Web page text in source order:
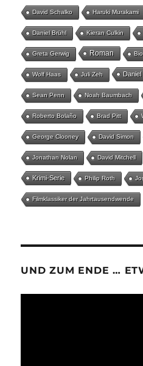
David Schalko Haruki Murakami
Daniel Brühl Kieran Culkin
Greta Gerwig Roman
Wolf Haas Juli Zeh
Sean Penn Noah Baumbach
Roberto Bolaño Brad Pitt
George Clooney David Simon
Jonathan Nolan David Mitchell
Krimi-Serie Philip Roth
Filmklassiker der Jahrtausendwende
UND ZUM ENDE …